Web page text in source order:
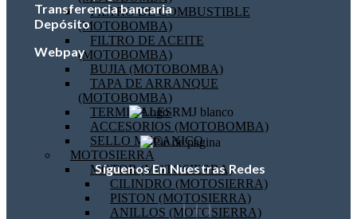
FILTRO DE COMBUSTIBLE
(MOTOBOMBA)
FILTRO DE ACEITE
(MOTOBOMBA)
BUJIA (MOTOBOMBA)
TAPA DE ARRANQUE
(MOTOBOMBA)
TERMINALES
ACCESORIOS (MOTOBOMBA)
SELLO MECANICO
MOTOSIERRA
MOTOR (MOTOSIERRA)
CILINDRO (MOTOSIERRA)
PISTON (MOTOSIERRA)
ANILLOS (MOTOSIERRA)
Transferencia bancaria
Depósito
Webpay
Síguenos En Nuestras Redes